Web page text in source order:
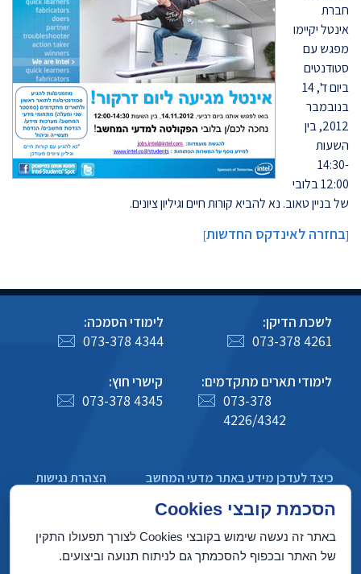
חברת
אינטל יקיימו
מפגש עם
סטודנטים
ביום ד', 14
בנובמבר
2012, בין
השעות
14:30-
12:00 בלובי
של בניין טאוב. נא להביא קורות חיים וגיליון ציונים.
[בחזרה לאינדקס החדשות]
לשכת הדיקן:
073-378 4261
לימודי הסמכה:
073-378 4344
לימודי תארים מתקדמים:
073-378
4226/4342
קישרי חוץ:
073-378 4345
כיצד לעדכן מידע באתר מדעי המחשב
הצהרת נגישות
מדיניות פרטיות הסכמת קובצי Cookies
באתר זה נעשה שימוש בקובצי Cookies לצורך תפעולו התקין
של האתר ובכפוף להסכמתך גם לניתוח תנועה וביצועים.